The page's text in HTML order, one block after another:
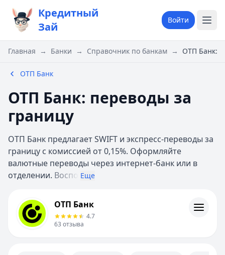
Кредитный
Зай
Войти
Главная → Банки → Справочник по банкам → ОТП Банк:
ОТП Банк
ОТП Банк: переводы за
границу
ОТП Банк предлагает SWIFT и экспресс-переводы за
границу с комиссией от 0,15%. Оформляйте
валютные переводы через интернет-банк или в
отделении. Воспо Еще
Отзывы
Контакты
ОТП Банк
4.7
63 отзыва